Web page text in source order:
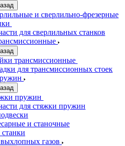
и сверлильно-фрезерные
для сверлильных станков
трансмиссионные
для трансмиссионных стоек
пружин
для стяжки пружин
и станочные
газов